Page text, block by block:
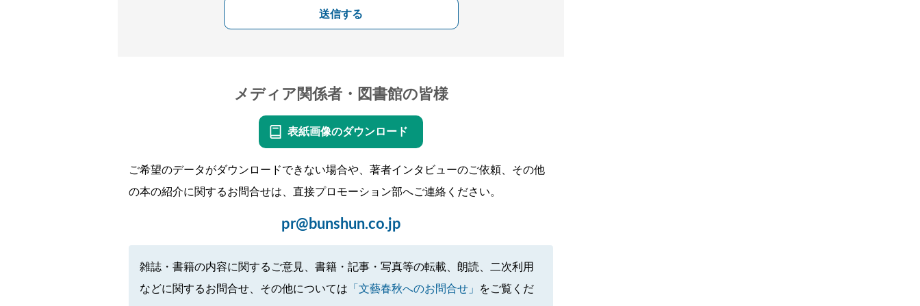
送信する
メディア関係者・図書館の皆様
表紙画像のダウンロード
ご希望のデータがダウンロードできない場合や、著者インタビューのご依頼、その他
の本の紹介に関するお問合せは、直接プロモーション部へご連絡ください。
pr@bunshun.co.jp
雑誌・書籍の内容に関するご意見、書籍・記事・写真等の転載、朗読、二次利用
などに関するお問合せ、その他については 「文藝春秋へのお問合せ」
をご覧くだ